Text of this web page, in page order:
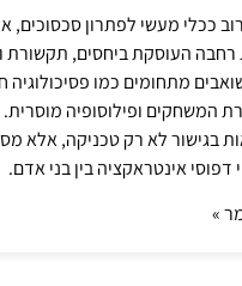
ככלי מעשי לפתרון סכסוכים,
רחבה העוסקת ביחסים,
מתחומים כמו פסיכולוגיה
המשחקים ופילוסופיה מוסרית.
בגישור לא רק טכניקה, אלא
אינטראקציה בין בני אדם.
»